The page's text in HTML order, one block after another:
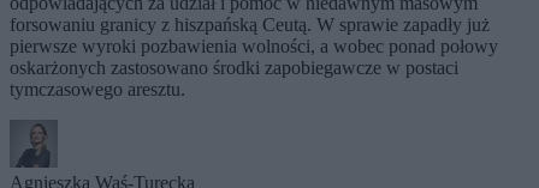
forsowaniu granicy z hiszpańską Ceutą. W sprawie zapadły już
pierwsze wyroki pozbawienia wolności, a wobec ponad połowy
oskarżonych zastosowano środki zapobiegawcze w postaci
tymczasowego aresztu.
Agnieszka Waś-Turecka